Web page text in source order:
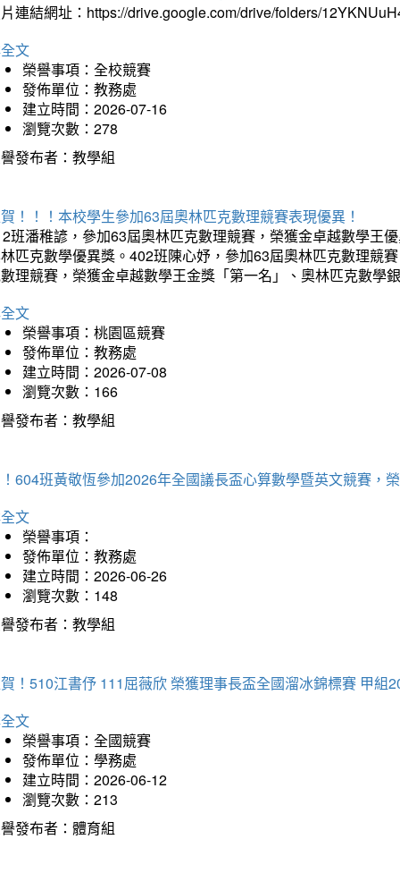
連結網址：https://drive.google.com/drive/folders/
文
榮譽事項：全校競賽
發佈單位：教務處
建立時間：2026-07-16
瀏覽次數：278
發布者：教學組
！！！本校學生參加63屆奧林匹克數理競賽表現優異！
班潘稚諺，參加63屆奧林匹克數理競賽，榮獲金卓越數學王
匹克數學優異獎。402班陳心妤，參加63屆奧林匹克數理競
理競賽，榮獲金卓越數學王金獎「第一名」、奧林匹克數學
文
榮譽事項：桃園區競賽
發佈單位：教務處
建立時間：2026-07-08
瀏覽次數：166
發布者：教學組
604班黃敬恆參加2026年全國議長盃心算數學暨英文競賽，
文
榮譽事項：
發佈單位：教務處
建立時間：2026-06-26
瀏覽次數：148
發布者：教學組
！510江書伃 111屈薇欣 榮獲理事長盃全國溜冰錦標賽 甲組
文
榮譽事項：全國競賽
發佈單位：學務處
建立時間：2026-06-12
瀏覽次數：213
發布者：體育組